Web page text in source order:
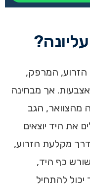
הזרוע, המרפק,
אך מבחינה
מהצוואר, הגב
את היד יוצאים
מקלעת הזרוע,
כף היד,
יכול להתחיל